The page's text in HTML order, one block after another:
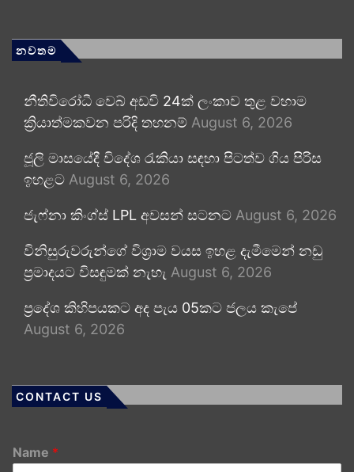
නවතම
නීතිවිරෝධී වෙබ් අඩවි 24ක් ලංකාව තුළ වහාම
ක්‍රියාත්මකවන පරිදි තහනම් August 6, 2026
ජූලි මාසයේදී විදේශ රැකියා සඳහා පිටත්ව ගිය පිරිස
ඉහළට August 6, 2026
ජැෆ්නා කිංග්ස් LPL අවසන් සටනට August 6, 2026
විනිසුරුවරුන්ගේ විශ්‍රාම වයස ඉහළ දැමීමෙන් නඩු
ප්‍රමාදයට විසඳුමක් නැහැ August 6, 2026
ප්‍රදේශ කිහිපයකට අද පැය 05කට ජලය කැපේ
August 6, 2026
CONTACT US
Name *